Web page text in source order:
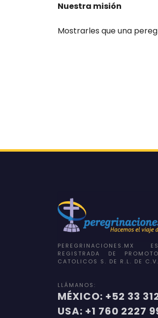
Nuestra misión
Mostrarles que una
REGISTRADA DE
CATOLICOS S. DE R.L. DE C.V.
LLÁMANOS:
MÉXICO: +52 33
USA: +1 760 2227